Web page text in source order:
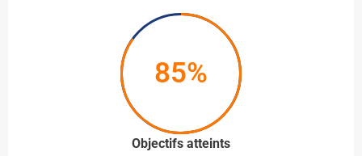
85%
Objectifs atteints